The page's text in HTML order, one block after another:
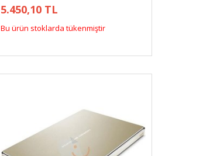
5.450,10 TL
Bu ürün stoklarda tükenmiştir